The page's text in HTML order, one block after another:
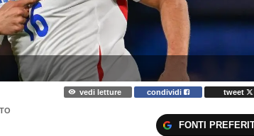
vedi letture condividi tweet
FONTI